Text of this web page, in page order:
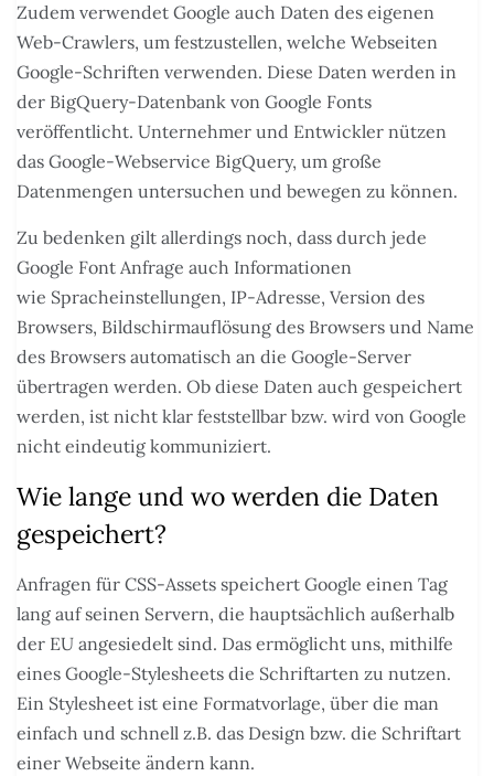
Zudem verwendet Google auch Daten des eigenen
Web-Crawlers, um festzustellen, welche Webseiten
Google-Schriften verwenden. Diese Daten werden in
der BigQuery-Datenbank von Google Fonts
veröffentlicht. Unternehmer und Entwickler nützen
das Google-Webservice BigQuery, um große
Datenmengen untersuchen und bewegen zu können.
Zu bedenken gilt allerdings noch, dass durch jede
Google Font Anfrage auch Informationen
wie Spracheinstellungen, IP-Adresse, Version des
Browsers, Bildschirmauflösung des Browsers und Name
des Browsers automatisch an die Google-Server
übertragen werden. Ob diese Daten auch gespeichert
werden, ist nicht klar feststellbar bzw. wird von Google
nicht eindeutig kommuniziert.
Wie lange und wo werden die Daten
gespeichert?
Anfragen für CSS-Assets speichert Google einen Tag
lang auf seinen Servern, die hauptsächlich außerhalb
der EU angesiedelt sind. Das ermöglicht uns, mithilfe
eines Google-Stylesheets die Schriftarten zu nutzen.
Ein Stylesheet ist eine Formatvorlage, über die man
einfach und schnell z.B. das Design bzw. die Schriftart
einer Webseite ändern kann.